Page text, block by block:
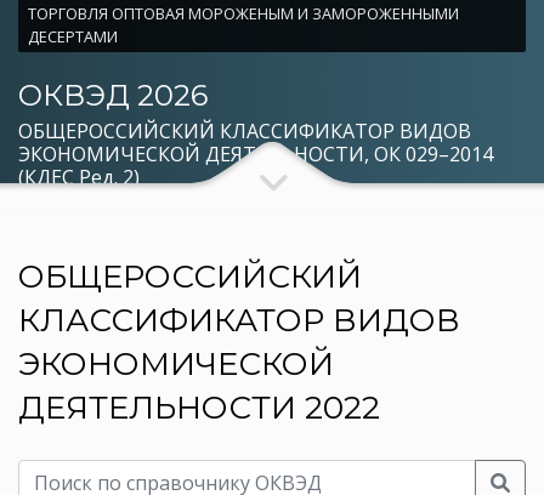
ТОРГОВЛЯ ОПТОВАЯ МОРОЖЕНЫМ И ЗАМОРОЖЕННЫМИ
ДЕСЕРТАМИ
ОКВЭД 2026
ОБЩЕРОССИЙСКИЙ КЛАССИФИКАТОР ВИДОВ
ЭКОНОМИЧЕСКОЙ ДЕЯТЕЛЬНОСТИ, ОК 029–2014
(КДЕС Ред. 2)
ОБЩЕРОССИЙСКИЙ
КЛАССИФИКАТОР ВИДОВ
ЭКОНОМИЧЕСКОЙ
ДЕЯТЕЛЬНОСТИ 2022